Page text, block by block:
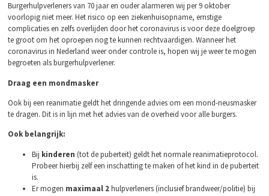
Burgerhulpverleners van 70 jaar en ouder alarmeren wij per 9 oktober
voorlopig niet meer. Het risico op een ziekenhuisopname, ernstige
complicaties en zelfs overlijden door het coronavirus is voor deze doelgroep
te groot om het oproepen nog te kunnen rechtvaardigen. Wanneer het
coronavirus in Nederland weer onder controle is, hopen wij je weer te mogen
begroeten als burgerhulpverlener.
Draag een mondmasker
Ook bij een reanimatie geldt het dringende advies om een mond-neusmasker
te dragen. Dit is in lijn met het advies van de overheid voor alle burgers.
Ook belangrijk:
Bij kinderen (tot de puberteit) geldt het normale reanimatieprotocol.
Probeer hierbij zelf een inschatting te maken of het kind in de puberteit
is.
Er mogen maximaal 2hulpverleners (inclusief brandweer/politie) bij